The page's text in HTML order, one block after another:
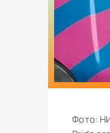
Фото: